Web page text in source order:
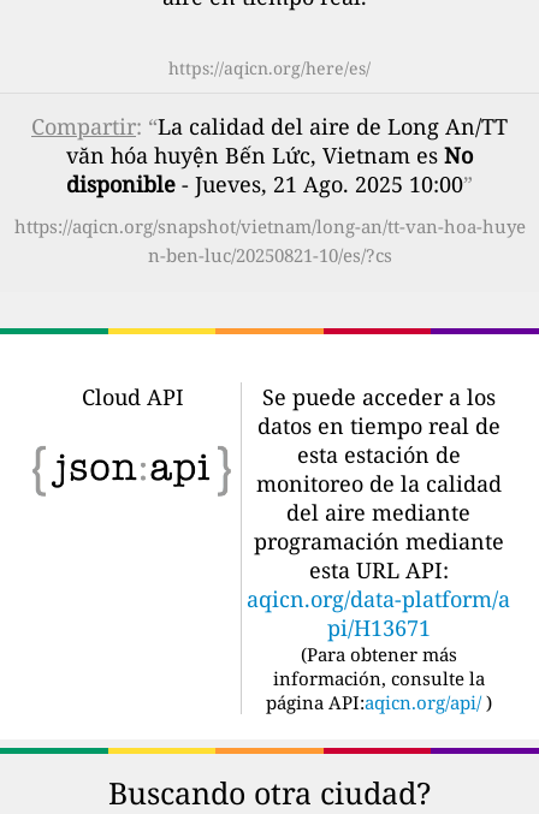
https://aqicn.org/here/es/
Compartir: “La calidad del aire de Long An/TT
văn hóa huyện Bến Lức, Vietnam es No
disponible - Jueves, 21 Ago. 2025 10:00”
https://aqicn.org/snapshot/vietnam/long-an/tt-van-hoa-huye
n-ben-luc/20250821-10/es/?cs
Cloud API
Se puede acceder a los
datos en tiempo real de
esta estación de
monitoreo de la calidad
del aire mediante
programación mediante
esta URL API:
aqicn.org/data-platform/a
pi/H13671
(Para obtener más
información, consulte la
página API:aqicn.org/api/ )
Buscando otra ciudad?